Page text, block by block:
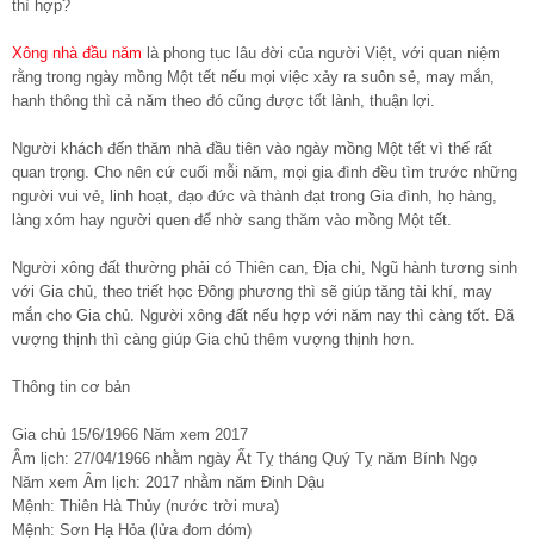
thì hợp?
Xông nhà đầu năm là phong tục lâu đời của người Việt, với quan niệm
rằng trong ngày mồng Một tết nếu mọi việc xảy ra suôn sẻ, may mắn,
hanh thông thì cả năm theo đó cũng được tốt lành, thuận lợi.
Người khách đến thăm nhà đầu tiên vào ngày mồng Một tết vì thế rất
quan trọng. Cho nên cứ cuối mỗi năm, mọi gia đình đều tìm trước những
người vui vẻ, linh hoạt, đạo đức và thành đạt trong Gia đình, họ hàng,
làng xóm hay người quen để nhờ sang thăm vào mồng Một tết.
Người xông đất thường phải có Thiên can, Địa chi, Ngũ hành tương sinh
với Gia chủ, theo triết học Đông phương thì sẽ giúp tăng tài khí, may
mắn cho Gia chủ. Người xông đất nếu hợp với năm nay thì càng tốt. Đã
vượng thịnh thì càng giúp Gia chủ thêm vượng thịnh hơn.
Thông tin cơ bản
Gia chủ 15/6/1966 Năm xem 2017
Âm lịch: 27/04/1966 nhằm ngày Ất Tỵ tháng Quý Tỵ năm Bính Ngọ
Năm xem Âm lịch: 2017 nhằm năm Đinh Dậu
Mệnh: Thiên Hà Thủy (nước trời mưa)
Mệnh: Sơn Hạ Hỏa (lửa đom đóm)